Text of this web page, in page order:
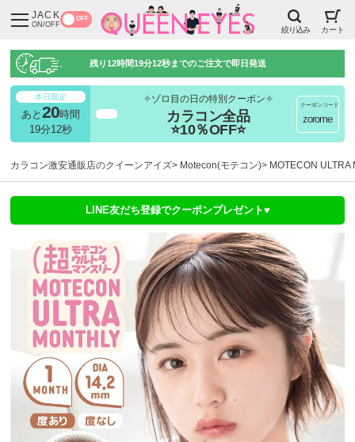
JACK
ON/OFF
OFF
絞り込み カート
残り12時間19分11秒までのご注文で即日発送
本日限定
あと 20時間
19分11秒
✧ゾロ目の日の特別クーポン✧
カラコン全品
⭐10％OFF⭐
クーポンコード
zorome
カラコン激安通販店のクイーンアイズ Motecon(モテコン) MOTECON
LINE友だち登録でクーポンプレゼント♥